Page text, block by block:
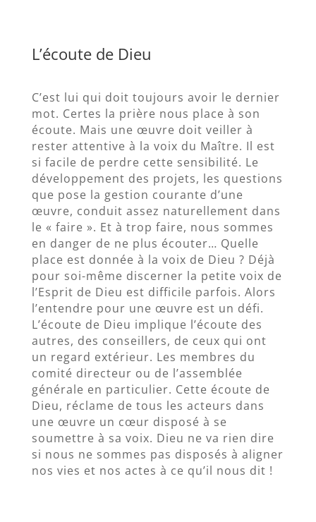
L’écoute de Dieu
C’est lui qui doit toujours avoir le dernier
mot. Certes la prière nous place à son
écoute. Mais une œuvre doit veiller à
rester attentive à la voix du Maître. Il est
si facile de perdre cette sensibilité. Le
développement des projets, les questions
que pose la gestion courante d’une
œuvre, conduit assez naturellement dans
le « faire ». Et à trop faire, nous sommes
en danger de ne plus écouter… Quelle
place est donnée à la voix de Dieu ? Déjà
pour soi-même discerner la petite voix de
l’Esprit de Dieu est difficile parfois. Alors
l’entendre pour une œuvre est un défi.
L’écoute de Dieu implique l’écoute des
autres, des conseillers, de ceux qui ont
un regard extérieur. Les membres du
comité directeur ou de l’assemblée
générale en particulier. Cette écoute de
Dieu, réclame de tous les acteurs dans
une œuvre un cœur disposé à se
soumettre à sa voix. Dieu ne va rien dire
si nous ne sommes pas disposés à aligner
nos vies et nos actes à ce qu’il nous dit !